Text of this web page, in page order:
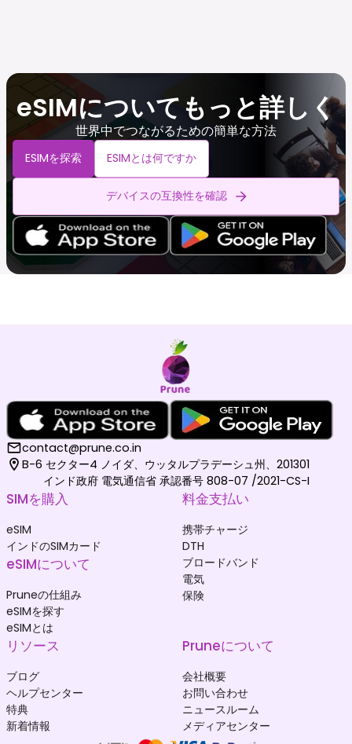
eSIMについてもっと詳しく
世界中でつながるための簡単な方法
ESIMを探索 ESIMとは何ですか
デバイスの互換性を確認
contact@prune.co.in
B-6 セクター4 ノイダ、ウッタルプラデーシュ州、201301
インド政府 電気通信省 承認番号 808-07 /2021-CS-I
SIMを購入
eSIM
インドのSIMカード
eSIMについて
Pruneの仕組み
eSIMを探す
eSIMとは
料金支払い
携帯チャージ
DTH
ブロードバンド
電気
保険
リソース
ブログ
ヘルプセンター
特典
新着情報
Pruneについて
会社概要
お問い合わせ
ニュースルーム
メディアセンター